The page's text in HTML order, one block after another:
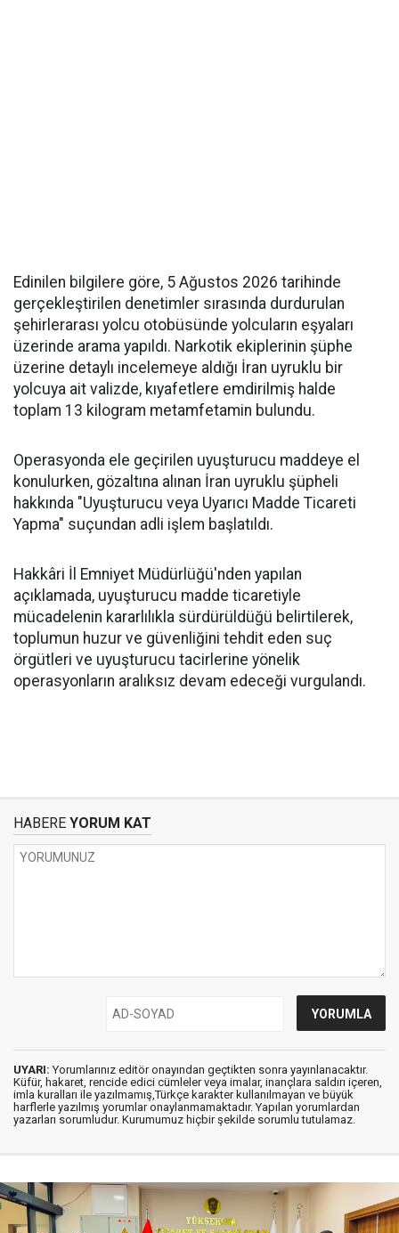
Edinilen bilgilere göre, 5 Ağustos 2026 tarihinde
gerçekleştirilen denetimler sırasında durdurulan
şehirlerarası yolcu otobüsünde yolcuların eşyaları
üzerinde arama yapıldı. Narkotik ekiplerinin şüphe
üzerine detaylı incelemeye aldığı İran uyruklu bir
yolcuya ait valizde, kıyafetlere emdirilmiş halde
toplam 13 kilogram metamfetamin bulundu.
Operasyonda ele geçirilen uyuşturucu maddeye el
konulurken, gözaltına alınan İran uyruklu şüpheli
hakkında "Uyuşturucu veya Uyarıcı Madde Ticareti
Yapma" suçundan adli işlem başlatıldı.
Hakkâri İl Emniyet Müdürlüğü'nden yapılan
açıklamada, uyuşturucu madde ticaretiyle
mücadelenin kararlılıkla sürdürüldüğü belirtilerek,
toplumun huzur ve güvenliğini tehdit eden suç
örgütleri ve uyuşturucu tacirlerine yönelik
operasyonların aralıksız devam edeceği vurgulandı.
HABERE YORUM KAT
UYARI: Yorumlarınız editör onayından geçtikten sonra yayınlanacaktır.
Küfür, hakaret, rencide edici cümleler veya imalar, inançlara saldırı içeren,
imla kuralları ile yazılmamış,Türkçe karakter kullanılmayan ve büyük
harflerle yazılmış yorumlar onaylanmamaktadır. Yapılan yorumlardan
yazarları sorumludur. Kurumumuz hiçbir şekilde sorumlu tutulamaz.